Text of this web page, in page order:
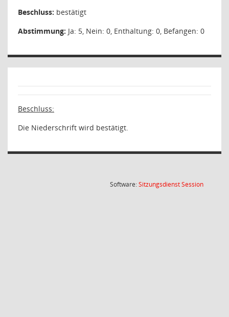
Beschluss: bestätigt
Abstimmung: Ja: 5, Nein: 0, Enthaltung: 0, Befangen: 0
Beschluss:
Die Niederschrift wird bestätigt.
Software:SitzungsdienstSession(Wird in